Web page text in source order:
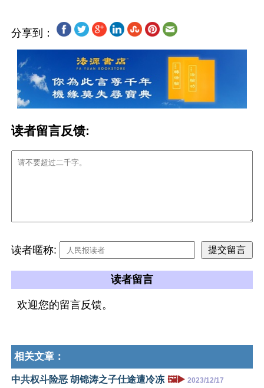
分享到：
读者留言反馈:
读者暱称:
读者留言
欢迎您的留言反馈。
相关文章：
中共权斗险恶 胡锦涛之子仕途遭冷冻 🖼️▶️ 2023/12/17